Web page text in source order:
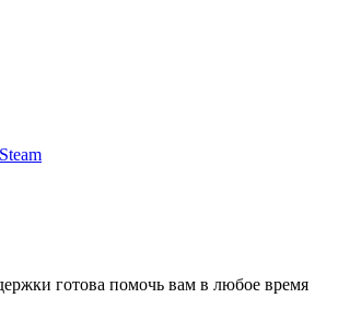
готова помочь вам в любое время